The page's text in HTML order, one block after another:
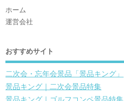
ホーム
運営会社
おすすめサイト
二次会・忘年会景品「景品キング」
景品キング｜二次会景品特集